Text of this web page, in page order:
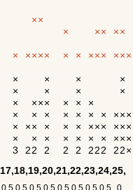
××
× ×× ××
× ×××× × × ××× ×××
× × ×
×
× × ×
×
× ××× × ×
×
× × × × × × × ×××
× ×× × × × ××× ×××
× × × × × × × ×××
3 22 2 2 2 222 22×
17,18,19,20,21,22,23,24,25,
0 5 0 5 0 5 0 5 0 5 0 5 0 5 0 5 0